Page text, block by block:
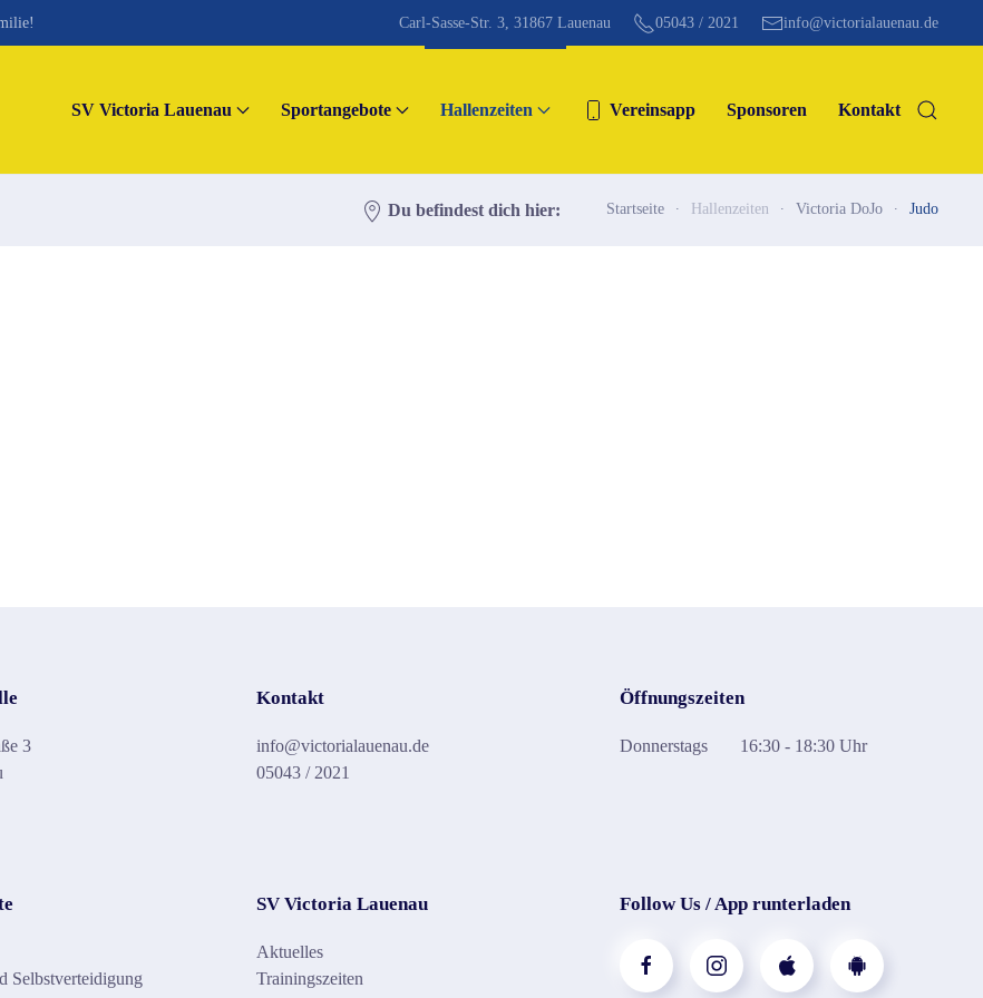
Carl-Sasse-Str. 3, 31867 Lauenau 05043 / 2021 info@victorialauenau.de
SV Victoria Lauenau Sportangebote Hallenzeiten Vereinsapp Sponsoren Kontakt
Du befindest dich hier: Startseite Hallenzeiten Victoria DoJo Judo
3
Kontakt
info@victorialauenau.de
05043 / 2021
Öffnungszeiten
Donnerstags 16:30 - 18:30 Uhr
Selbstverteidigung
SV Victoria Lauenau
Aktuelles
Trainingszeiten
Follow Us / App runterladen